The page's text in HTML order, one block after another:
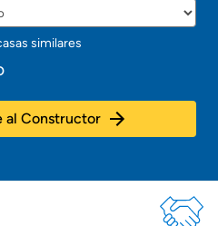
similares
al Constructor